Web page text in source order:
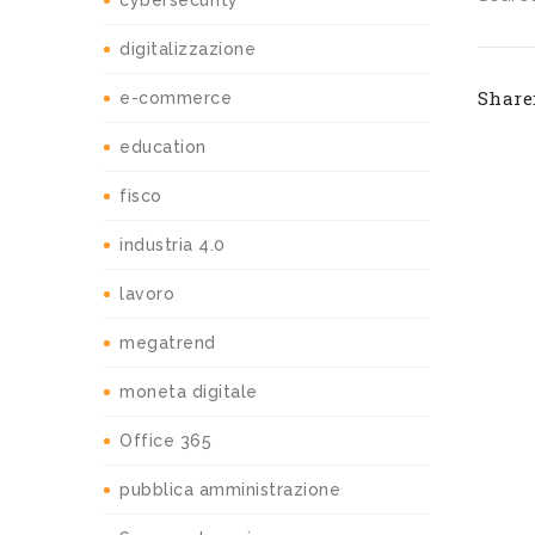
digitalizzazione
e-commerce
education
fisco
industria 4.0
lavoro
megatrend
moneta digitale
Office 365
pubblica amministrazione